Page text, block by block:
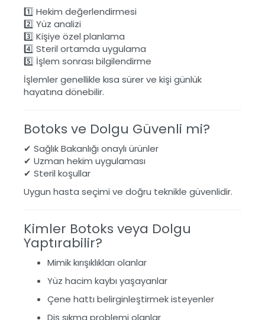
1️⃣ Hekim değerlendirmesi
2️⃣ Yüz analizi
3️⃣ Kişiye özel planlama
4️⃣ Steril ortamda uygulama
5️⃣ İşlem sonrası bilgilendirme
İşlemler genellikle kısa sürer ve kişi günlük
hayatına dönebilir.
Botoks ve Dolgu Güvenli mi?
✔ Sağlık Bakanlığı onaylı ürünler
✔ Uzman hekim uygulaması
✔ Steril koşullar
Uygun hasta seçimi ve doğru teknikle güvenlidir.
Kimler Botoks veya Dolgu
Yaptırabilir?
Mimik kırışıklıkları olanlar
Yüz hacim kaybı yaşayanlar
Çene hattı belirginleştirmek isteyenler
Diş sıkma problemi olanlar